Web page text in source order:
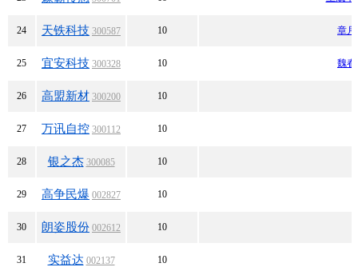
24 天铁科技 300587 10 章
25 宜安科技 300328 10 魏
26 高盟新材 300200 10
27 万讯自控 300112 10
28 银之杰 300085 10
29 高争民爆 002827 10
30 朗姿股份 002612 10
31 实益达 002137 10